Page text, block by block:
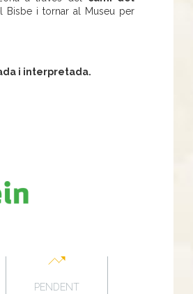
i tornar al Museu per
i interpretada.
PENDENT